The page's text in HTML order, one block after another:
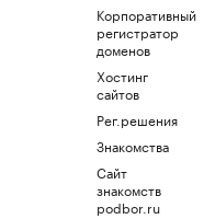
Корпоративный
регистратор
доменов
Хостинг
сайтов
Рег.решения
Знакомства
Сайт
знакомств
podbor.ru